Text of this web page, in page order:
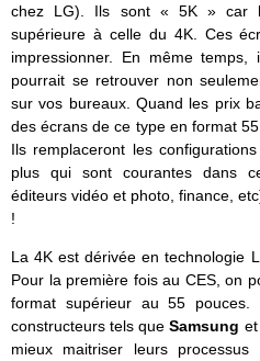
chez LG). Ils sont « 5K » car
supérieure à celle du 4K. Ces
impressionner. En même
pourrait se retrouver non
sur vos bureaux. Quand les prix
des écrans de ce type en format
Ils remplaceront les
plus qui sont courantes dans
éditeurs vidéo et photo, finance,
!
La 4K est dérivée en technologie
Pour la première fois au CES, on
format supérieur au 55
constructeurs tels queSamsung et
mieux maitriser leurs